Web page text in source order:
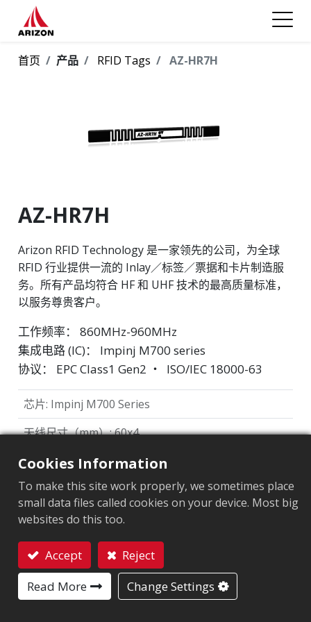
首页 产品 RFID Tags AZ-HR7H
AZ-HR7H
Arizon RFID Technology 是一家领先的公司，为全球
RFID 行业提供一流的 Inlay／标签／票据和卡片制造服
务。所有产品均符合 HF 和 UHF 技术的最高质量标准，
以服务尊贵客户。
工作频率： 860MHz-960MHz
集成电路 (IC)： Impinj M700 series
协议： EPC Class1 Gen2 ‧ ISO/IEC 18000-63
市场细分
零售 医疗保健
应用领域
芯片: Impinj M700 Series
天线尺寸（mm）:60x4
EPC內存:128 bits/96 bits
用户內存:0/32 bits
Cookies Information
To make this site work properly, we sometimes place
small data files called cookies on your device. Most big
websites do this too.
Accept
Reject
Read More
Change Settings